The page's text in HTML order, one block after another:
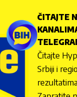
ČITAJTE
Čitajte
Srbiji i